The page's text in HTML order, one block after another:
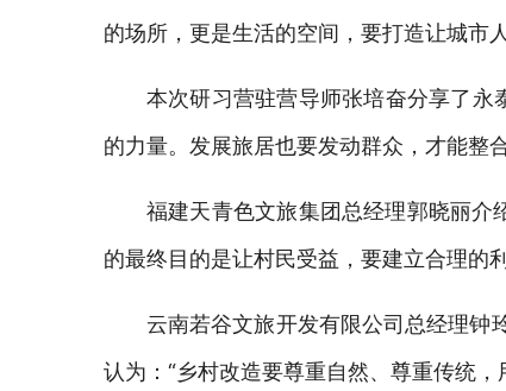
的场所，更是生活的空间，要打造让城市
本次研习营驻营导师张培奋分享了永
的力量。发展旅居也要发动群众，才能整
福建天青色文旅集团总经理郭晓丽介
的最终目的是让村民受益，要建立合理的
云南若谷文旅开发有限公司总经理钟
认为：“乡村改造要尊重自然、尊重传统